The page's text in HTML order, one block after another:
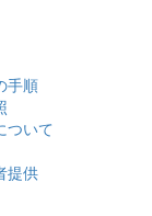
手順
ついて
提供